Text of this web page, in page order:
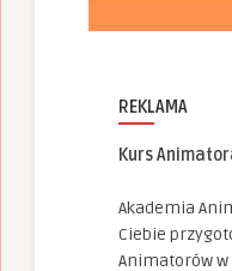
REKLAMA
Kurs
Akademia
Ciebie
Animatorów